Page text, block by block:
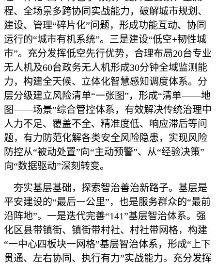
程、全场景多跨协同实战能力，破解城市规划、
建设、管理“碎片化”问题，形成功能互动、协同
运行的“城市有机系统”。三是建设“低空+韧性城
市”。充分发挥低空先行优势，合理布局20台专业
无人机及60台政务无人机形成30分钟全域监测能
力，构建全天候、立体化智慧感知调度体系。分
层分级建立风险清单“一张图”，形成“清单——地
图——场景”综合管控体系，有效解决传统治理中
人力不足、覆盖不全、精准度低、响应滞后等问
题，有力防范化解各类安全风险隐患，实现风险
防控从“被动处置”向“主动预警”、从“经验决策”
向“数据驱动”深刻转变。
夯实基层基础，探索智治善治新路子。基层是
平安建设的“最后一公里”，也是服务群众的“最前
沿阵地”。一是迭代完善“141”基层智治体系。强
化区县带镇街、镇街带村社、村社带网格，构建
“一中心四板块一网格”基层智治体系，形成“上下
贯通、左右协同、执行有力”实战能力。充分发挥